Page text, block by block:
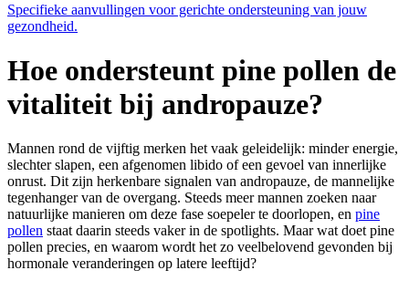
Specifieke aanvullingen voor gerichte ondersteuning van jouw
gezondheid.
Hoe ondersteunt pine pollen de
vitaliteit bij andropauze?
Mannen rond de vijftig merken het vaak geleidelijk: minder energie,
slechter slapen, een afgenomen libido of een gevoel van innerlijke
onrust. Dit zijn herkenbare signalen van andropauze, de mannelijke
tegenhanger van de overgang. Steeds meer mannen zoeken naar
natuurlijke manieren om deze fase soepeler te doorlopen, en pine
pollen staat daarin steeds vaker in de spotlights. Maar wat doet pine
pollen precies, en waarom wordt het zo veelbelovend gevonden bij
hormonale veranderingen op latere leeftijd?